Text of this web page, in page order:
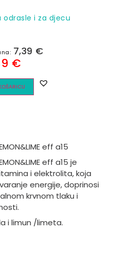
i za djecu
7,39 €
€
eff a15
eff a15 je
i elektrolita, koja
energije, doprinosi
krvnom tlaku i
i limun /limeta.